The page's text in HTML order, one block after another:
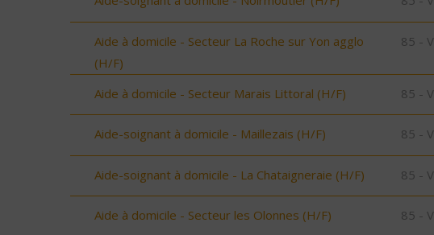
Aide à domicile - Secteur La Roche sur Yon agglo
(H/F)
85 -
Aide à domicile - Secteur Marais Littoral (H/F) 85 -
Aide-soignant à domicile - Maillezais (H/F) 85 -
Aide-soignant à domicile - La Chataigneraie (H/F) 85 -
Aide à domicile - Secteur les Olonnes (H/F) 85 -